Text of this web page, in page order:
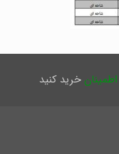
اطمینانخرید کنید